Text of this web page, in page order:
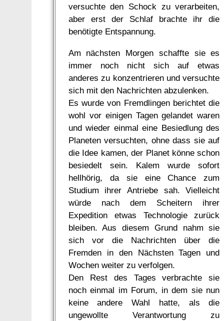
versuchte den Schock zu verarbeiten,
aber erst der Schlaf brachte ihr die
benötigte Entspannung.
Am nächsten Morgen schaffte sie es
immer noch nicht sich auf etwas
anderes zu konzentrieren und versuchte
sich mit den Nachrichten abzulenken.
Es wurde von Fremdlingen berichtet die
wohl vor einigen Tagen gelandet waren
und wieder einmal eine Besiedlung des
Planeten versuchten, ohne dass sie auf
die Idee kamen, der Planet könne schon
besiedelt sein. Kalem wurde sofort
hellhörig, da sie eine Chance zum
Studium ihrer Antriebe sah. Vielleicht
würde nach dem Scheitern ihrer
Expedition etwas Technologie zurück
bleiben. Aus diesem Grund nahm sie
sich vor die Nachrichten über die
Fremden in den Nächsten Tagen und
Wochen weiter zu verfolgen.
Den Rest des Tages verbrachte sie
noch einmal im Forum, in dem sie nun
keine andere Wahl hatte, als die
ungewollte Verantwortung zu